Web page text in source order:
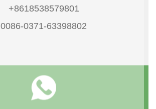
+8618538579801
0086-0371-63398802